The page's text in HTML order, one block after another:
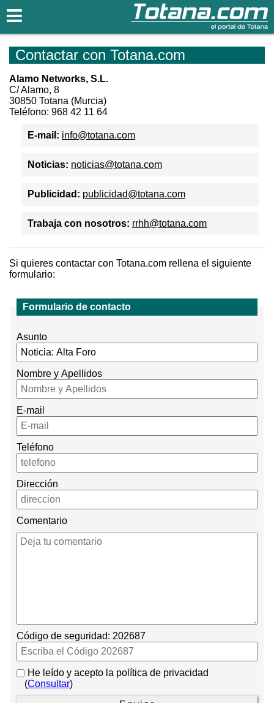
Contactar con Totana.com
Alamo Networks, S.L.
C/ Alamo, 8
30850 Totana (Murcia)
Teléfono: 968 42 11 64
E-mail: info@totana.com
Noticias: noticias@totana.com
Publicidad: publicidad@totana.com
Trabaja con nosotros: rrhh@totana.com
Si quieres contactar con Totana.com rellena el siguiente
formulario:
Formulario de contacto
Asunto
Nombre y Apellidos
E-mail
Teléfono
Dirección
Comentario
Código de seguridad: 202687
He leído y acepto la política de privacidad
(Consultar)